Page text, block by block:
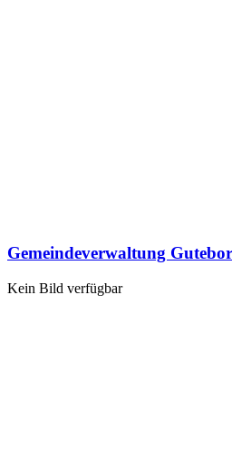
Gemeindeverwaltung
Kein Bild verfügbar